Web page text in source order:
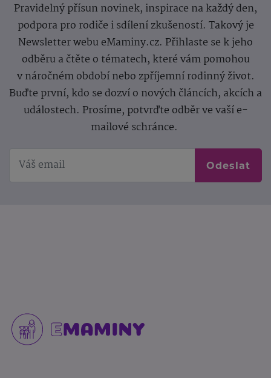
Pravidelný přísun novinek, inspirace na každý den,
podpora pro rodiče i sdílení zkušeností. Takový je
Newsletter webu eMaminy.cz. Přihlaste se k jeho
odběru a čtěte o tématech, které vám pomohou
v náročném období nebo zpříjemní rodinný život.
Buďte první, kdo se dozví o nových článcích, akcích a
událostech. Prosíme, potvrďte odběr ve vaší e-
mailové schránce.
Odeslat